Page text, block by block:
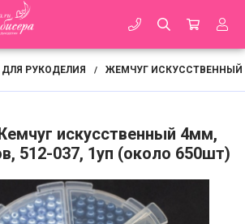
РУКОДЕЛИЯ / ЖЕМЧУГ ИСКУССТВЕННЫЙ
искусственный 4мм,
512-037, 1уп (около 650шт)